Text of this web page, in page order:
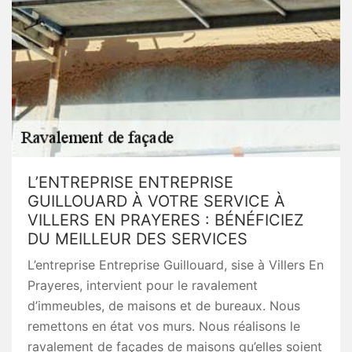
L’ENTREPRISE ENTREPRISE
GUILLOUARD À VOTRE SERVICE À
VILLERS EN PRAYERES : BÉNÉFICIEZ
DU MEILLEUR DES SERVICES
L’entreprise Entreprise Guillouard, sise à Villers En
Prayeres, intervient pour le ravalement
d’immeubles, de maisons et de bureaux. Nous
remettons en état vos murs. Nous réalisons le
ravalement de façades de maisons qu’elles soient